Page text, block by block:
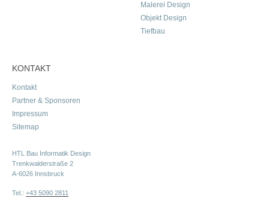
Malerei Design
Objekt Design
Tiefbau
KONTAKT
Kontakt
Partner & Sponsoren
Impressum
Sitemap
HTL Bau Informatik Design
Trenkwalderstraße 2
A-6026 Innsbruck
Tel.: +43 5090 2811